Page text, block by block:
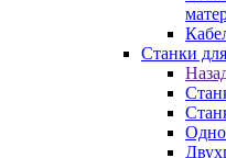
Станки